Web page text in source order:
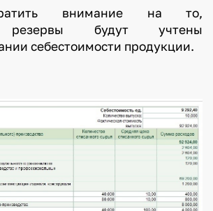
внимание на то,
будут учтены
себестоимости продукции.